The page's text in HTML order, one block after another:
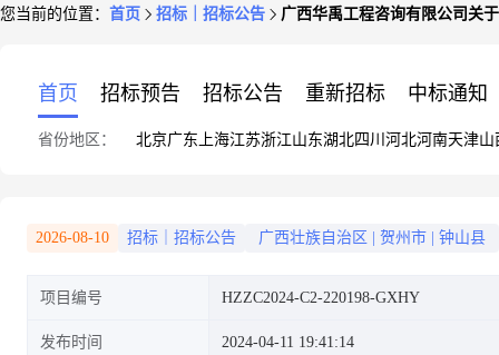
水保障工程的竞争性磋商公告
您当前的位置： 首页 招标｜招标公告 广西华禹工程咨询有限公司关
首页 招标预告 招标公告 重新招标 中标通知
省份地区： 北京广东 上海江苏浙江山东湖北四川 河北河南天津山
2026-08-10 招标｜招标公告 广西壮族自治区 贺州市 钟山县
项目编号 HZZC2024-C2-220198-GXHY
发布时间 2024-04-11 19:41:14